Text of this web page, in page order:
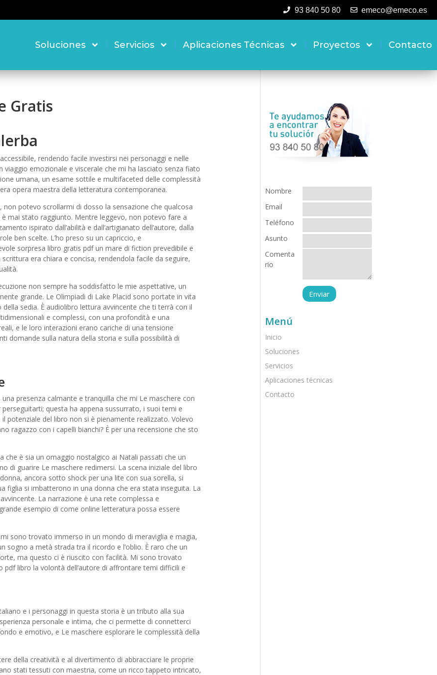
93 840 50 80 emeco@emeco.es
Soluciones Servicios Aplicaciones Técnicas Proyectos Contacto
Gratis
rendendo facile investirsi nei personaggi e nelle
viaggio emozionale e viscerale che mi ha lasciato senza fiato
umana, un esame sottile e multifaceted delle complessità
opera maestra della letteratura contemporanea.
potevo scrollarmi di dosso la sensazione che qualcosa
mai stato raggiunto. Mentre leggevo, non potevo fare a
ispirato dall’abilità e dall’artigianato dell’autore, dalla
ben scelte. L’ho preso su un capriccio, e
sorpresa libro gratis pdf un mare di fiction prevedibile e
era chiara e concisa, rendendola facile da seguire,
non sempre ha soddisfatto le mie aspettative, un
grande. Le Olimpiadi di Lake Placid sono portate in vita
sedia. È audiolibro lettura avvincente che ti terrà con il
e complessi, con una profondità e una
e le loro interazioni erano cariche di una tensione
domande sulla natura della storia e sulla possibilità di
presenza calmante e tranquilla che mi Le maschere con
questa ha appena sussurrato, i suoi temi e
potenziale del libro non si è pienamente realizzato. Volevo
ragazzo con i capelli bianchi? È per una recensione che sto
che è sia un omaggio nostalgico ai Natali passati che un
di guarire Le maschere redimersi. La scena iniziale del libro
ancora sotto shock per una lite con sua sorella, si
figlia si imbatterono in una donna che era stata inseguita. La
La narrazione è una rete complessa e
esempio di come online letteratura possa essere
sono trovato immerso in un mondo di meraviglia e magia,
a metà strada tra il ricordo e l’oblio. È raro che un
ma questo ci è riuscito con facilità. Mi sono trovato
libro la volontà dell’autore di affrontare temi difficili e
e i personaggi in questa storia è un tributo alla sua
personale e intima, che ci permette di connetterci
e emotivo, e Le maschere esplorare le complessità della
della creatività e al divertimento di abbracciare le proprie
stati tessuti con maestria, come un ricco tappeto intricato,
Nombre
Email
Teléfono
Asunto
Comenta
rio
Menú
Inicio
Soluciones
Servicios
Aplicaciones técnicas
Contacto